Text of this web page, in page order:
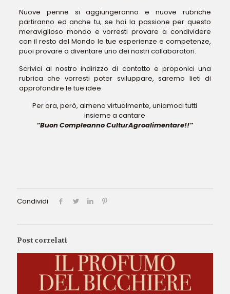
Nuove penne si aggiungeranno e nuove rubriche
partiranno ed anche tu, se hai la passione per questo
meraviglioso mondo e vorresti provare a condividere
con il resto del Mondo le tue esperienze e competenze,
puoi provare a diventare uno dei nostri collaboratori.
Scrivici al nostro indirizzo di contatto e proponici una
rubrica che vorresti poter sviluppare, saremo lieti di
approfondire le tue idee.
Per ora, però, almeno virtualmente, uniamoci tutti
insieme a cantare
“Buon Compleanno CulturAgroalimentare!!”
Condividi
Post correlati